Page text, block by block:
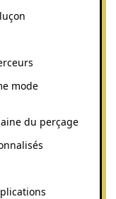
mode
du perçage